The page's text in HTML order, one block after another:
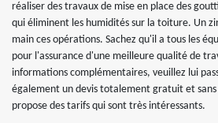
réaliser des travaux de mise en place des
qui éliminent les humidités sur la toiture. Un
main ces opérations. Sachez qu'il a tous les
pour l'assurance d'une meilleure qualité de
informations complémentaires, veuillez lui
également un devis totalement gratuit et
propose des tarifs qui sont très intéressants.